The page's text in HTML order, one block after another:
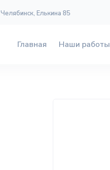
Челябинск, Елькина 85
Главная Наши работы